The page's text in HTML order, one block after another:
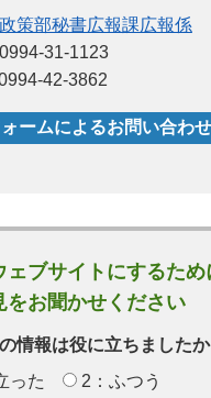
策部秘書広報課広報係
31-1123
42-3862
ェブサイトにするため
をお聞かせください
情報は役に立ちましたか
った
2：ふつう